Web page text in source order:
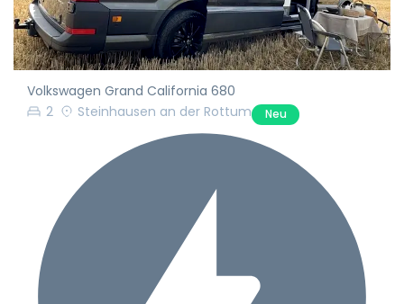
Volkswagen Grand California 680
2
Steinhausen an der Rottum Neu